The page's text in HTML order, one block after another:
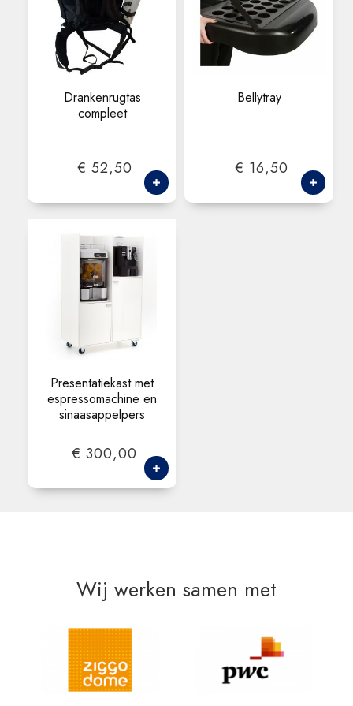
Drankenrugtas
compleet
€ 52,50
Bellytray
€ 16,50
Presentatiekast met
espressomachine en
sinaasappelpers
€ 300,00
Wij werken samen met